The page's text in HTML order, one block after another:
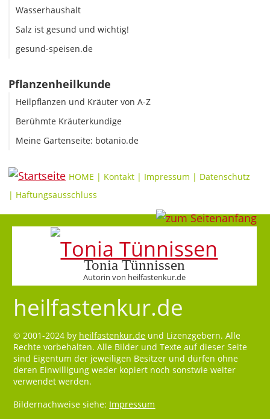
Wasserhaushalt
Salz ist gesund und wichtig!
gesund-speisen.de
Pflanzenheilkunde
Heilpflanzen und Kräuter von A-Z
Berühmte Kräuterkundige
Meine Gartenseite: botanio.de
HOME | Kontakt | Impressum | Datenschutz
| Haftungsausschluss
Tonia Tünnissen
Autorin von heilfastenkur.de
heilfastenkur.de
© 2001-2024 by heilfastenkur.de und Lizenzgebern. Alle
Rechte vorbehalten. Alle Bilder und Texte auf dieser Seite
sind Eigentum der jeweiligen Besitzer und dürfen ohne
deren Einwilligung weder kopiert noch sonstwie weiter
verwendet werden.
Bildernachweise siehe: Impressum